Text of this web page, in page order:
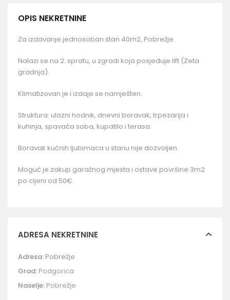
OPIS NEKRETNINE
Za izdavanje jednosoban stan 40m2, Pobrežje.
Nalazi se na 2. spratu, u zgradi koja posjeduje lift (Zeta
gradnja).
Klimatizovan je i izdaje se namješten.
Struktura: ulazni hodnik, dnevni boravak, trpezarija i
kuhinja, spavaća soba, kupatilo i terasa.
Boravak kućnih ljubimaca u stanu nije dozvoljen.
Moguć je zakup garažnog mjesta i ostave površine 3m2
po cijeni od 50€.
ADRESA NEKRETNINE
Adresa: Pobrežje
Grad: Podgorica
Naselje: Pobrežje